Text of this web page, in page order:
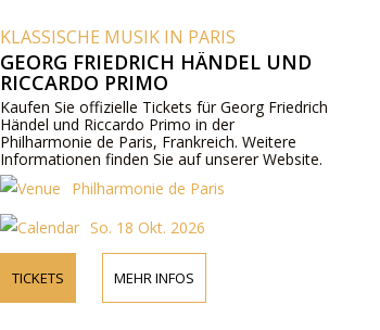
KLASSISCHE MUSIK IN PARIS
GEORG FRIEDRICH HÄNDEL UND
RICCARDO PRIMO
Kaufen Sie offizielle Tickets für Georg Friedrich
Händel und Riccardo Primo in der
Philharmonie de Paris, Frankreich. Weitere
Informationen finden Sie auf unserer Website.
Philharmonie de Paris
So. 18 Okt. 2026
TICKETS MEHR INFOS